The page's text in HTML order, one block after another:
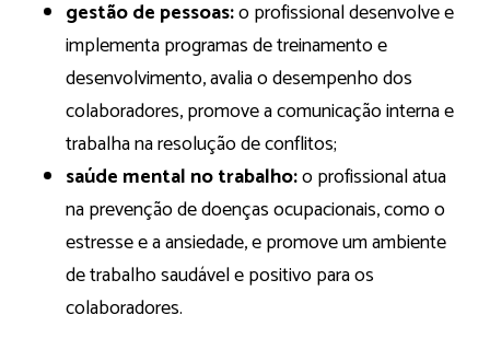
gestão de pessoas:o profissional desenvolve e
implementa programas de treinamento e
desenvolvimento, avalia o desempenho dos
colaboradores, promove a comunicação interna e
trabalha na resolução de conflitos;
saúde mental no trabalho:o profissional atua
na prevenção de doenças ocupacionais, como o
estresse e a ansiedade, e promove um ambiente
de trabalho saudável e positivo para os
colaboradores.